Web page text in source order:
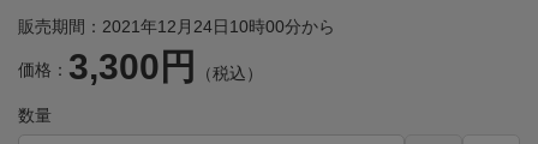
販売期間：2021年12月24日10時00分から
価格： 3,300円 （税込）
数量